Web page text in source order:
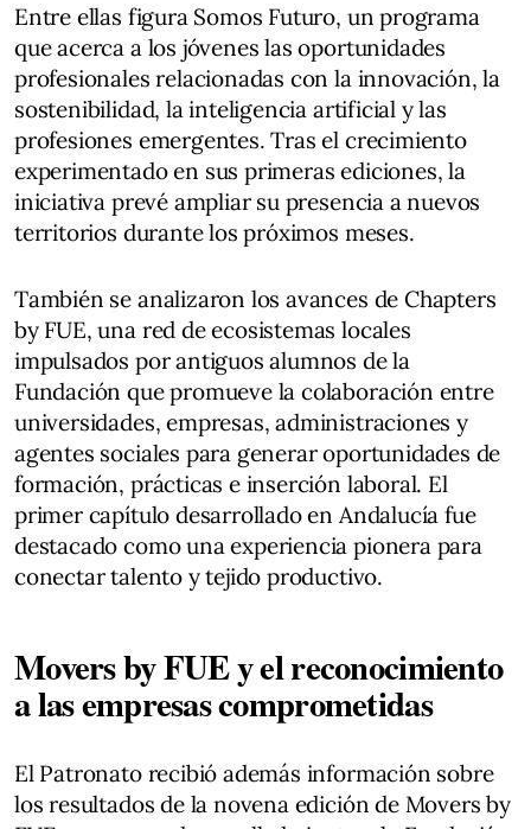
Entre ellas figura Somos Futuro, un programa
que acerca a los jóvenes las oportunidades
profesionales relacionadas con la innovación, la
sostenibilidad, la inteligencia artificial y las
profesiones emergentes. Tras el crecimiento
experimentado en sus primeras ediciones, la
iniciativa prevé ampliar su presencia a nuevos
territorios durante los próximos meses.
También se analizaron los avances de Chapters
by FUE, una red de ecosistemas locales
impulsados por antiguos alumnos de la
Fundación que promueve la colaboración entre
universidades, empresas, administraciones y
agentes sociales para generar oportunidades de
formación, prácticas e inserción laboral. El
primer capítulo desarrollado en Andalucía fue
destacado como una experiencia pionera para
conectar talento y tejido productivo.
Movers by FUE y el reconocimiento
a las empresas comprometidas
El Patronato recibió además información sobre
los resultados de la novena edición de Movers by